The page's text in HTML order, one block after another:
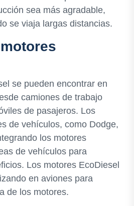
sea más agradable,
se viaja largas distancias.
se pueden encontrar en
camiones de trabajo
de pasajeros. Los
de vehículos, como Dodge,
los motores
de vehículos para
Los motores EcoDiesel
en aviones para
de los motores.